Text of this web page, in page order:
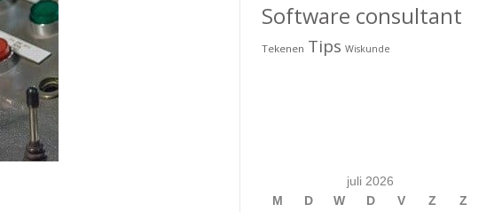
Software consultant
Tekenen Tips Wiskunde
juli 2026
M
D W D V Z
Z